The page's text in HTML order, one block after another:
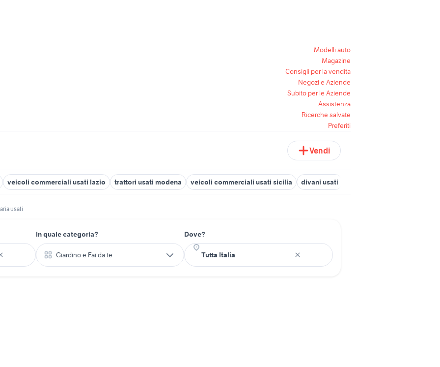
Modelli auto
Magazine
Consigli per la vendita
Negozi e Aziende
Subito per le Aziende
Assistenza
Ricerche salvate
Preferiti
Vendi
veicoli commerciali usati lazio trattori usati modena veicoli commerciali usati sicilia divani usati
usati
In quale categoria?
Giardino e Fai da te
Dove?